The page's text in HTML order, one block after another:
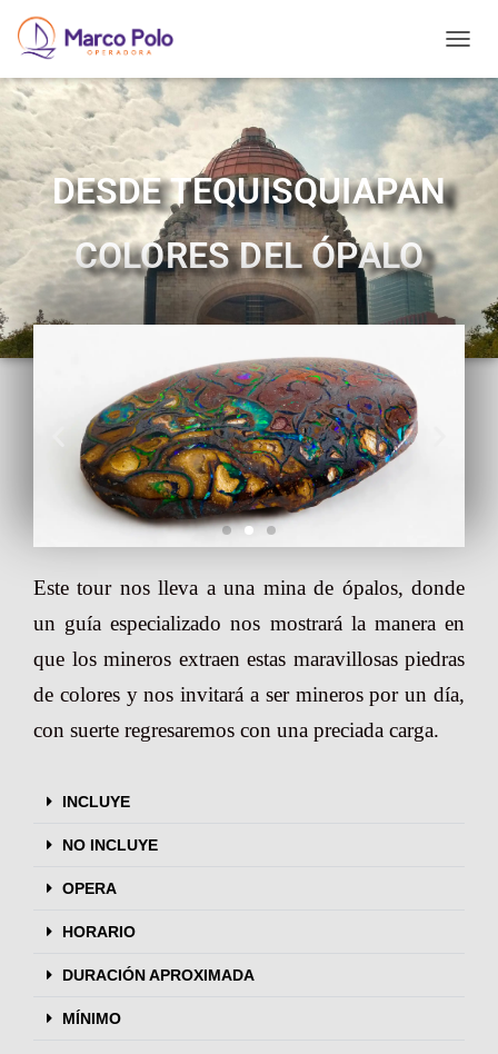
O
G
L
N
V
G
O
DESDE TEQUISQUIAPAN
COLORES DEL ÓPALO
Este tour nos lleva a una mina de ópalos, donde
un guía especializado nos mostrará la manera en
que los mineros extraen estas maravillosas piedras
de colores y nos invitará a ser mineros por un día,
con suerte regresaremos con una preciada carga.
INCLUYE
NO INCLUYE
OPERA
HORARIO
DURACIÓN APROXIMADA
MÍNIMO